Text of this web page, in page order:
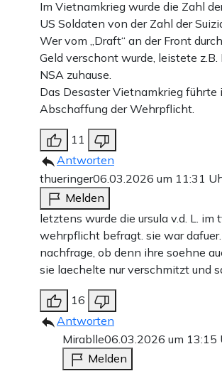
Im Vietnamkrieg wurde die Zahl
US Soldaten von der Zahl der
Wer vom „Draft“ an der Front
Geld verschont wurde, leistete
NSA zuhause.
Das Desaster Vietnamkrieg führte
Abschaffung der Wehrpflicht.
11
Antworten
thueringer06.03.2026 um 11:31
Melden
letztens wurde die ursula v.d. L. im
wehrpflicht befragt. sie war
nachfrage, ob denn ihre soehne
sie laechelte nur verschmitzt und
16
Antworten
Mirablle06.03.2026 um 13:15
Melden